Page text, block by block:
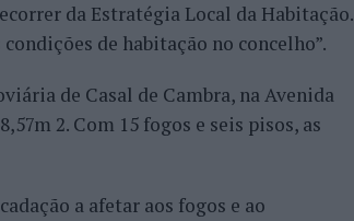
da Estratégia Local da Habitação.
de habitação no concelho”.
de Casal de Cambra, na Avenida
2. Com 15 fogos e seis pisos, as
a afetar aos fogos e ao